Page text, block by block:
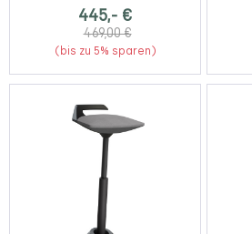
445,- €
469,00 €
(bis zu 5% sparen)